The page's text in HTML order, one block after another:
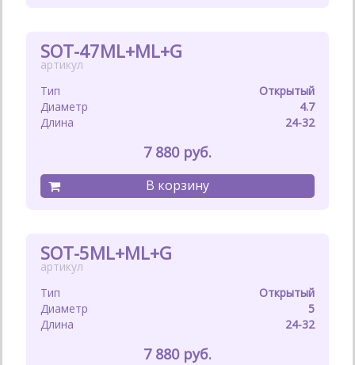
Открытый
4.7
24-32
SOT-47ML+ML+G
7 880
Открытый
5
24-32
SOT-5ML+ML+G
7 880